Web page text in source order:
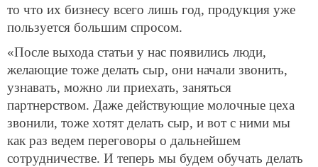
то что их бизнесу всего лишь год, продукция уже
пользуется большим спросом.
«После выхода статьи у нас появились люди,
желающие тоже делать сыр, они начали звонить,
узнавать, можно ли приехать, заняться
партнерством. Даже действующие молочные цеха
звонили, тоже хотят делать сыр, и вот с ними мы
как раз ведем переговоры о дальнейшем
сотрудничестве. И теперь мы будем обучать делать